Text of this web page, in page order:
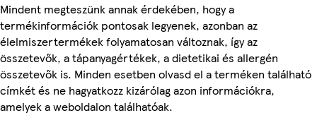
Mindent megteszünk annak érdekében, hogy a
termékinformációk pontosak legyenek, azonban az
élelmiszertermékek folyamatosan változnak, így az
összetevők, a tápanyagértékek, a dietetikai és allergén
összetevők is. Minden esetben olvasd el a terméken található
címkét és ne hagyatkozz kizárólag azon információkra,
amelyek a weboldalon találhatóak.